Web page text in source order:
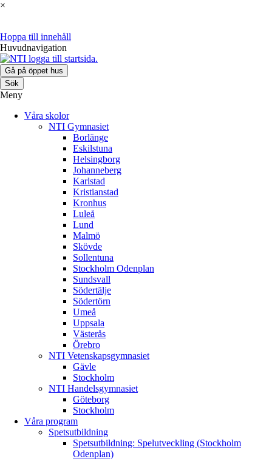
×
Hoppa till innehåll
Huvudnavigation
Gå på öppet hus
Sök
Meny
Våra skolor
NTI Gymnasiet
Borlänge
Eskilstuna
Helsingborg
Johanneberg
Karlstad
Kristianstad
Kronhus
Luleå
Lund
Malmö
Skövde
Sollentuna
Stockholm Odenplan
Sundsvall
Södertälje
Södertörn
Umeå
Uppsala
Västerås
Örebro
NTI Vetenskapsgymnasiet
Gävle
Stockholm
NTI Handelsgymnasiet
Göteborg
Stockholm
Våra program
Spetsutbildning
Spetsutbildning: Spelutveckling (Stockholm
Odenplan)